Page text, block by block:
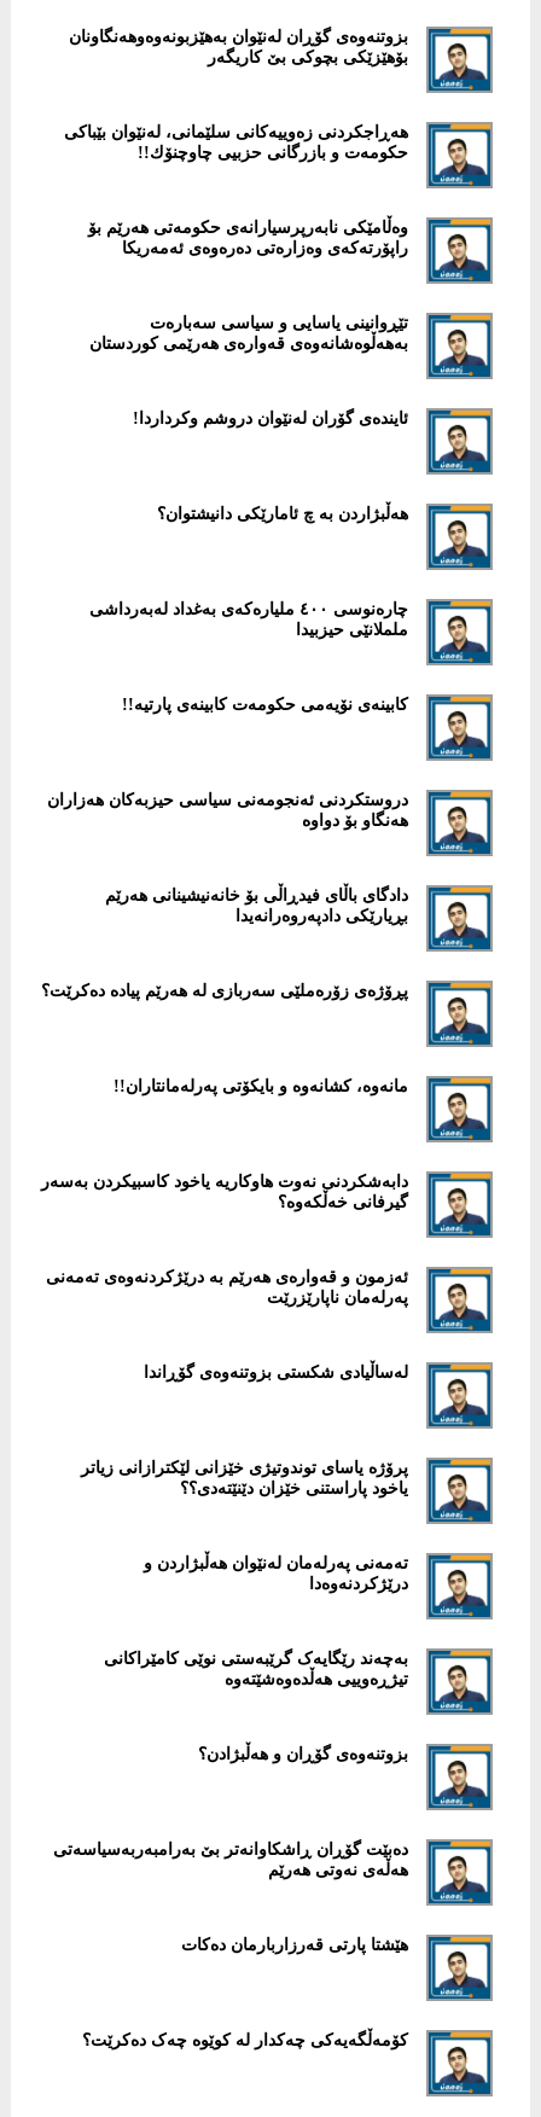
بزوتنەوەی گۆڕان لەنێوان بەهێزبونەوەوهەنگاونان
بۆهێزێكی بچوكی بێ كاریگەر
هەڕاجكردنی زەوییەكانی سلێمانی، لەنێوان بێباكی
حكومەت و بازرگانی حزبیی چاوچنۆك!!
وەڵامێکى نابەرپرسیارانەى حکومەتى هەرێم بۆ
راپۆرتەکەى وەزارەتى دەرەوەى ئەمەریکا
تێڕوانینی یاسایی و سیاسی سەبارەت
بەهەڵوەشانەوەی قەوارەی هەرێمی كوردستان
ئایندەی گۆران لەنێوان دروشم وكرداردا!
هەڵبژاردن بە چ ئامارێکى دانیشتوان؟
چارەنوسی ٤٠٠ ملیارەكەی بەغداد لەبەرداشی
ململانێی حیزبیدا
كابینەی نۆیەمی حكومەت كابینەی پارتیە!!
دروستكردنی ئەنجومەنی سیاسی حیزبەكان هەزاران
هەنگاو بۆ دواوە
دادگای باڵای فیدڕاڵی بۆ خانەنیشینانی هەرێم
بڕیارێكی دادپەروەرانەیدا
پڕۆژەى زۆرەملێى سەربازى لە هەرێم پیادە دەکرێت؟
مانەوە، كشانەوە و بایكۆتی پەرلەمانتاران!!
دابەشكردنی نەوت هاوكاریە یاخود كاسبیكردن بەسەر
گیرفانی خەڵکەوە؟
‎ئەزمون و قەوارەی هەرێم بە درێژكردنەوەی تەمەنی
پەرلەمان ناپارێزرێت
لەساڵیادی شكستی بزوتنەوەی گۆڕاندا
پرۆژە یاسای توندوتیژی خێزانی لێكترازانی زیاتر
یاخود پاراستنی خێزان دێنێتەدی؟؟
تەمەنی پەرلەمان لەنێوان هەڵبژاردن و
درێژکردنەوەدا
بەچەند رێگایەک گرێبەستی نوێی كامێراكانی
تیژڕەوییی هەڵدەوەشێتەوە
بزوتنەوەی گۆڕان و هەڵبژادن؟
‎دەبێت گۆڕان ڕاشكاوانەتر بێ بەرامبەربەسیاسەتی
هەڵەی نەوتی هەرێم
هێشتا پارتی قەرزاربارمان دەکات
‎کۆمەڵگەیەکى چەکدار لە کوێوە چەک دەکرێت؟